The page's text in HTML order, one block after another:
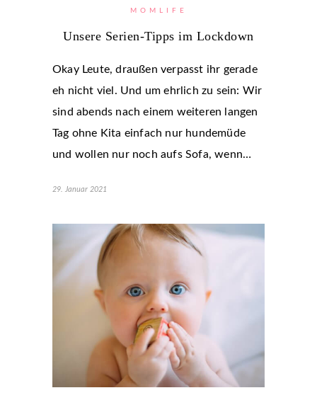
MOMLIFE
Unsere Serien-Tipps im Lockdown
Okay Leute, draußen verpasst ihr gerade
eh nicht viel. Und um ehrlich zu sein: Wir
sind abends nach einem weiteren langen
Tag ohne Kita einfach nur hundemüde
und wollen nur noch aufs Sofa, wenn…
29. Januar 2021